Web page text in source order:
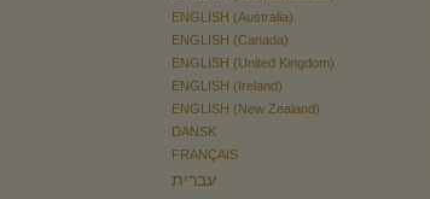
ENGLISH (Australia)
ENGLISH (Canada)
ENGLISH (United Kingdom)
ENGLISH (Ireland)
ENGLISH (New Zealand)
DANSK
FRANÇAIS
עברית